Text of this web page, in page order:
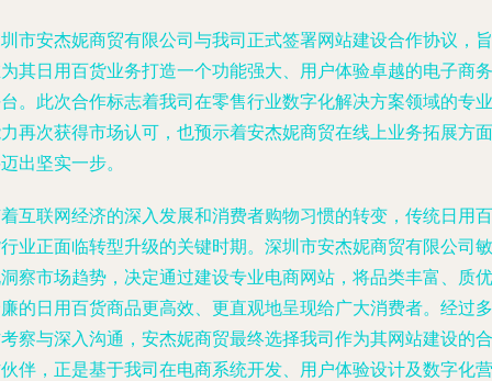
市安杰妮商贸有限公司与我司正式签署网站建设合作协议，旨
其日用百货业务打造一个功能强大、用户体验卓越的电子商务
。此次合作标志着我司在零售行业数字化解决方案领域的专业
再次获得市场认可，也预示着安杰妮商贸在线上业务拓展方面
出坚实一步。
互联网经济的深入发展和消费者购物习惯的转变，传统日用百
业正面临转型升级的关键时期。深圳市安杰妮商贸有限公司敏
察市场趋势，决定通过建设专业电商网站，将品类丰富、质优
的日用百货商品更高效、更直观地呈现给广大消费者。经过多
察与深入沟通，安杰妮商贸最终选择我司作为其网站建设的合
伴，正是基于我司在电商系统开发、用户体验设计及数字化营